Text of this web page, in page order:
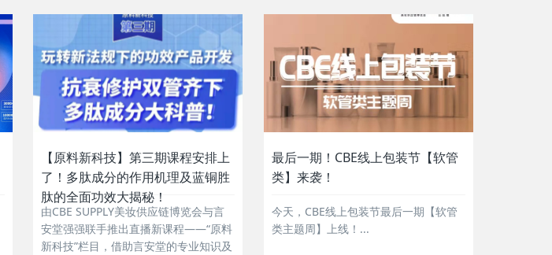
【原料新科技】第三期课程安排上
了！多肽成分的作用机理及蓝铜胜
肽的全面功效大揭秘！
由CBE SUPPLY美妆供应链博览会与言
安堂强强联手推出直播新课程——“原料
新科技”栏目，借助言安堂的专业知识及
最后一期！CBE线上包装节【软管
类】来袭！
今天，CBE线上包装节最后一期【软管
类主题周】上线！...